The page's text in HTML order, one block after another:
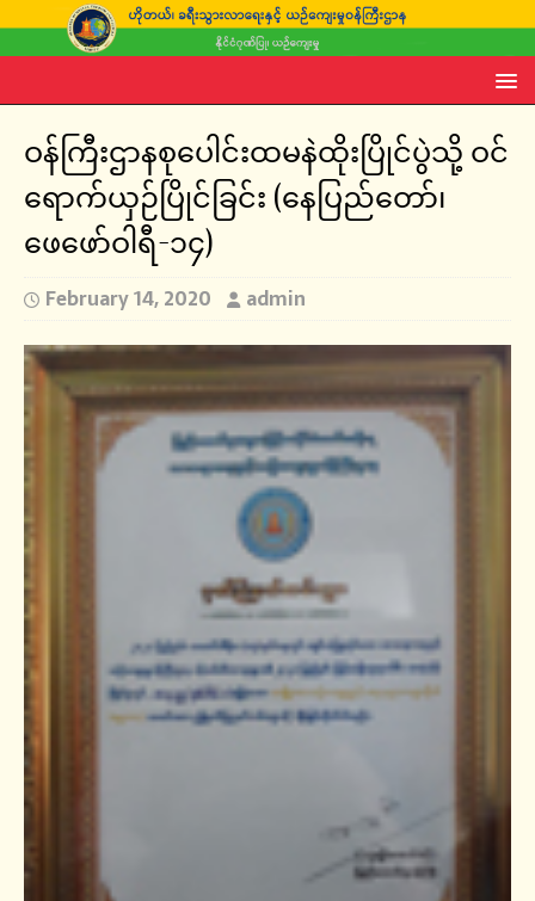
ဝန်ကြီးဌာနစုပေါင်းထမနဲထိုးပြိုင်ပွဲသို့ ဝင်
ရောက်ယှဉ်ပြိုင်ခြင်း (နေပြည်တော်၊
ဖေဖော်ဝါရီ-၁၄)
February 14, 2020 admin